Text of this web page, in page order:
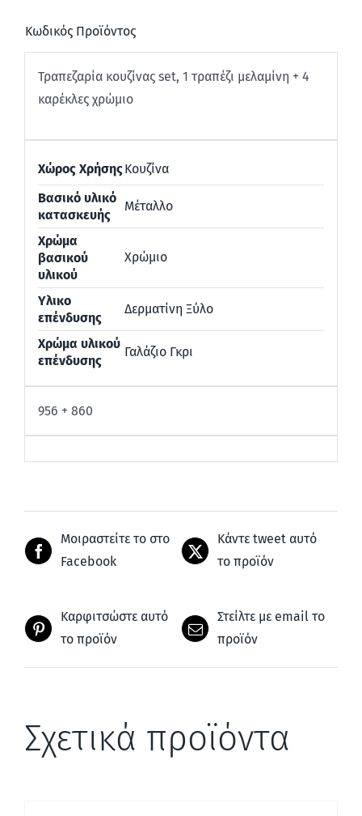
Κωδικός Προϊόντος
Τραπεζαρία κουζίνας set, 1 τραπέζι μελαμίνη + 4
καρέκλες χρώμιο
Χώρος ΧρήσηςΚουζίνα
Βασικό υλικό
κατασκευής
Μέταλλο
Χρώμα
βασικού
υλικού
Χρώμιο
Υλικο
επένδυσης
Δερματίνη Ξύλο
Χρώμα υλικού
επένδυσης
Γαλάζιο Γκρι
956 + 860
Μοιραστείτε το στο
Facebook
Κάντε tweet αυτό
το προϊόν
Καρφιτσώστε αυτό
το προϊόν
Στείλτε με email το
προϊόν
Σχετικά προϊόντα